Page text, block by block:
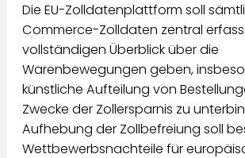
Die EU-Zolldatenplattform soll
Commerce-Zolldaten zentral
vollständigen Überblick über die
Warenbewegungen geben,
künstliche Aufteilung von
Zwecke der Zollersparnis zu
Aufhebung der Zollbefreiung soll
Wettbewerbsnachteile für